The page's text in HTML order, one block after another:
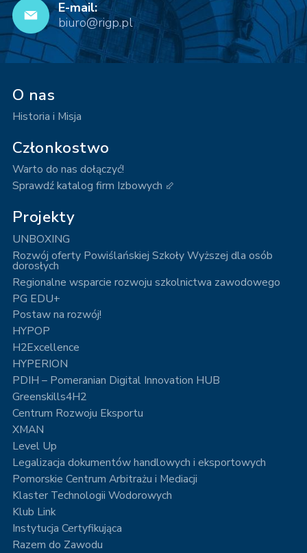
E-mail:
biuro@rigp.pl
O nas
Historia i Misja
Członkostwo
Warto do nas dołączyć!
Sprawdź katalog firm Izbowych ⬃
Projekty
UNBOXING
Rozwój oferty Powiślańskiej Szkoły Wyższej dla osób
dorosłych
Regionalne wsparcie rozwoju szkolnictwa zawodowego
PG EDU+
Postaw na rozwój!
HYPOP
H2Excellence
HYPERION
PDIH – Pomeranian Digital Innovation HUB
Greenskills4H2
Centrum Rozwoju Eksportu
XMAN
Level Up
Legalizacja dokumentów handlowych i eksportowych
Pomorskie Centrum Arbitrażu i Mediacji
Klaster Technologii Wodorowych
Klub Link
Instytucja Certyfikująca
Razem do Zawodu